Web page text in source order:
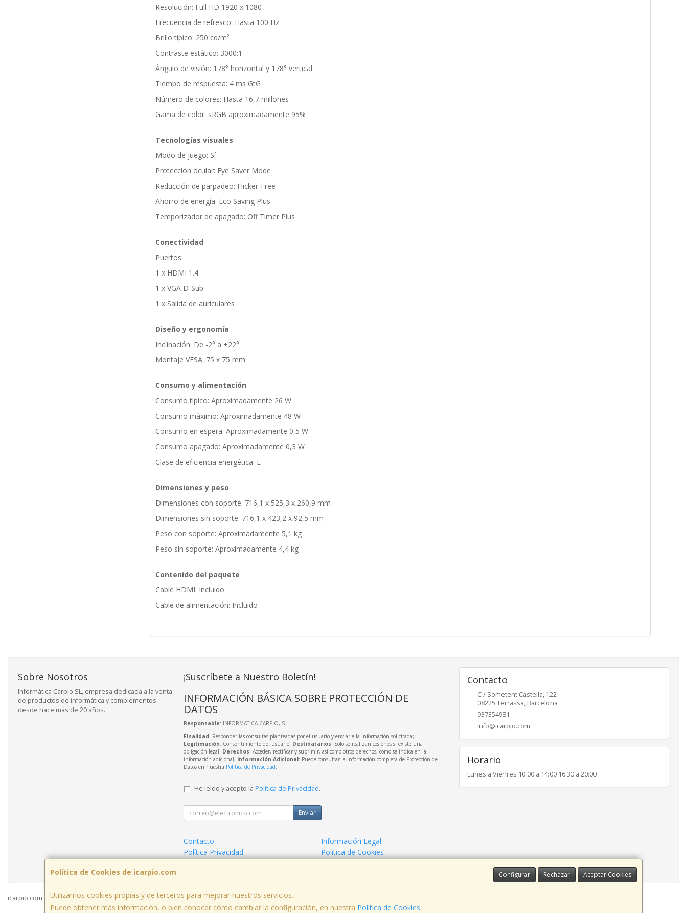
Resolución: Full HD 1920 x 1080
Frecuencia de refresco: Hasta 100 Hz
Brillo típico: 250 cd/m²
Contraste estático: 3000:1
Ángulo de visión: 178° horizontal y 178° vertical
Tiempo de respuesta: 4 ms GtG
Número de colores: Hasta 16,7 millones
Gama de color: sRGB aproximadamente 95%
Tecnologías visuales
Modo de juego: Sí
Protección ocular: Eye Saver Mode
Reducción de parpadeo: Flicker-Free
Ahorro de energía: Eco Saving Plus
Temporizador de apagado: Off Timer Plus
Conectividad
Puertos:
1 x HDMI 1.4
1 x VGA D-Sub
1 x Salida de auriculares
Diseño y ergonomía
Inclinación: De -2° a +22°
Montaje VESA: 75 x 75 mm
Consumo y alimentación
Consumo típico: Aproximadamente 26 W
Consumo máximo: Aproximadamente 48 W
Consumo en espera: Aproximadamente 0,5 W
Consumo apagado: Aproximadamente 0,3 W
Clase de eficiencia energética: E
Dimensiones y peso
Dimensiones con soporte: 716,1 x 525,3 x 260,9 mm
Dimensiones sin soporte: 716,1 x 423,2 x 92,5 mm
Peso con soporte: Aproximadamente 5,1 kg
Peso sin soporte: Aproximadamente 4,4 kg
Contenido del paquete
Cable HDMI: Incluido
Cable de alimentación: Incluido
Política de Cookies de icarpio.com Configurar Rechazar Aceptar Cookies
Utilizamos cookies propias y de terceros para mejorar nuestros servicios.
Puede obtener más información, o bien conocer cómo cambiar la configuración, en nuestra Política de Cookies.
Sobre Nosotros
Informática Carpio SL, empresa dedicada a la venta
de productos de informática y complementos
desde hace más de 20 años.
¡Suscríbete a Nuestro Boletín!
INFORMACIÓN BÁSICA SOBRE PROTECCIÓN DE
DATOS
Responsable: INFORMATICA CARPIO, S.L.
Finalidad: Responder las consultas planteadas por el usuario y enviarle la información solicitada;
Legitimación: Consentimiento del usuario; Destinatarios: Solo se realizan cesiones si existe una
obligación legal; Derechos: Acceder, rectificar y suprimir, así como otros derechos, como se indica en la
información adicional; Información Adicional: Puede consultar la información completa de Protección de
Datos en nuestra Política de Privacidad.
He leído y acepto la Política de Privacidad.
Enviar
Contacto
Información Legal
Política Privacidad
Política de Cookies
Contacto
C / Sometent Castella, 122
08225 Terrassa, Barcelona
937354981
info@icarpio.com
Horario
Lunes a Vienres 10:00 a 14:00 16:30 a 20:00
icarpio.com © 2026
, , , , España. - C.I.F.: B62905492 - Tfno: